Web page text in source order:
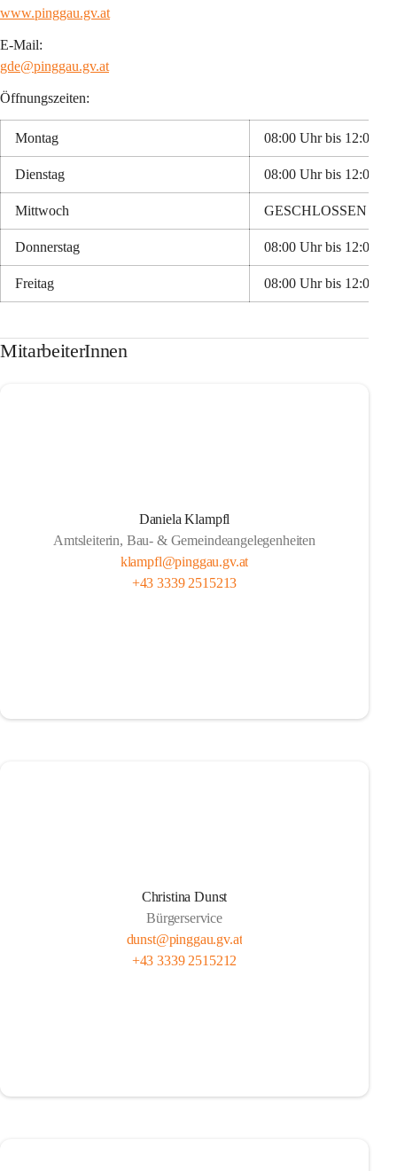
www.pinggau.gv.at
E-Mail:
gde@pinggau.gv.at
Öffnungszeiten:
Montag 08:00 Uhr bis 12:00
Dienstag 08:00 Uhr bis 12:00
Mittwoch GESCHLOSSEN ab
Donnerstag 08:00 Uhr bis 12:00
Freitag 08:00 Uhr bis 12:00
MitarbeiterInnen
Daniela Klampfl
Amtsleiterin, Bau- & Gemeindeangelegenheiten
klampfl@pinggau.gv.at
+43 3339 2515213
Christina Dunst
Bürgerservice
dunst@pinggau.gv.at
+43 3339 2515212